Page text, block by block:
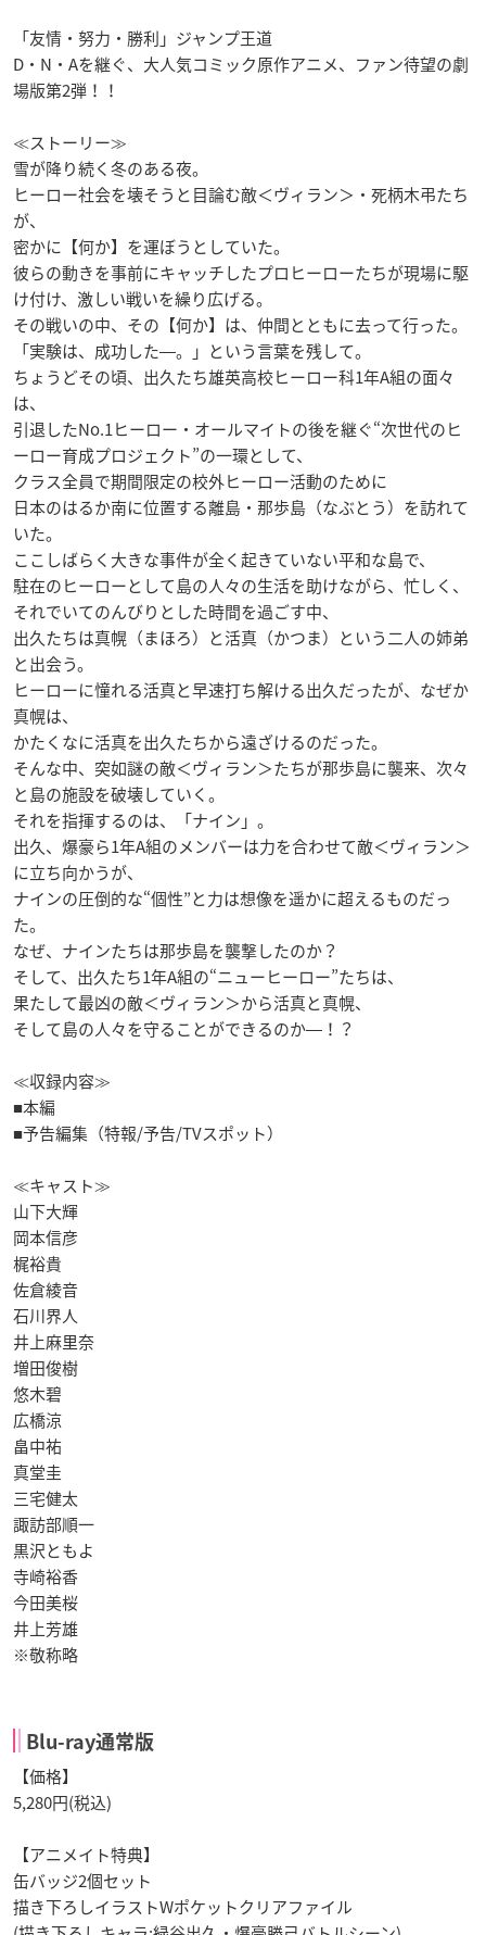
「友情・努力・勝利」ジャンプ王道
D・N・Aを継ぐ、大人気コミック原作アニメ、ファン待望の劇
場版第2弾！！
≪ストーリー≫
雪が降り続く冬のある夜。
ヒーロー社会を壊そうと目論む敵＜ヴィラン＞・死柄木弔たち
が、
密かに【何か】を運ぼうとしていた。
彼らの動きを事前にキャッチしたプロヒーローたちが現場に駆
け付け、激しい戦いを繰り広げる。
その戦いの中、その【何か】は、仲間とともに去って行った。
「実験は、成功した―。」という言葉を残して。
ちょうどその頃、出久たち雄英高校ヒーロー科1年A組の面々
は、
引退したNo.1ヒーロー・オールマイトの後を継ぐ“次世代のヒ
ーロー育成プロジェクト”の一環として、
クラス全員で期間限定の校外ヒーロー活動のために
日本のはるか南に位置する離島・那歩島（なぶとう）を訪れて
いた。
ここしばらく大きな事件が全く起きていない平和な島で、
駐在のヒーローとして島の人々の生活を助けながら、忙しく、
それでいてのんびりとした時間を過ごす中、
出久たちは真幌（まほろ）と活真（かつま）という二人の姉弟
と出会う。
ヒーローに憧れる活真と早速打ち解ける出久だったが、なぜか
真幌は、
かたくなに活真を出久たちから遠ざけるのだった。
そんな中、突如謎の敵＜ヴィラン＞たちが那歩島に襲来、次々
と島の施設を破壊していく。
それを指揮するのは、「ナイン」。
出久、爆豪ら1年A組のメンバーは力を合わせて敵＜ヴィラン＞
に立ち向かうが、
ナインの圧倒的な“個性”と力は想像を遥かに超えるものだっ
た。
なぜ、ナインたちは那歩島を襲撃したのか？
そして、出久たち1年A組の“ニューヒーロー”たちは、
果たして最凶の敵＜ヴィラン＞から活真と真幌、
そして島の人々を守ることができるのか―！？
≪収録内容≫
■本編
■予告編集（特報/予告/TVスポット）
≪キャスト≫
山下大輝
岡本信彦
梶裕貴
佐倉綾音
石川界人
井上麻里奈
増田俊樹
悠木碧
広橋涼
畠中祐
真堂圭
三宅健太
諏訪部順一
黒沢ともよ
寺崎裕香
今田美桜
井上芳雄
※敬称略
Blu-ray通常版
【価格】
5,280円(税込)
【アニメイト特典】
缶バッジ2個セット
描き下ろしイラストWポケットクリアファイル